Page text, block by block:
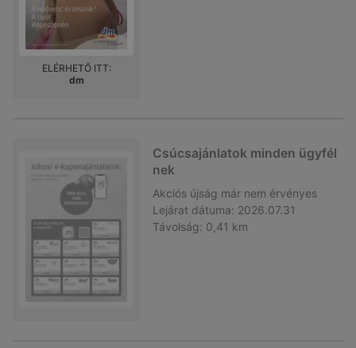
ELÉRHETŐ ITT:
dm
Csúcsajánlatok minden ügyfél
nek
Akciós újság már nem érvényes
Lejárat dátuma: 2026.07.31
Távolság: 0,41 km